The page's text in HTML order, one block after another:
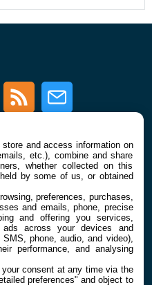
InstagramRSS Newsletter
PROPOS
La rédaction
store and access information on
etc.), combine and share
whether collected on this
by some of us, or obtained
preferences, purchases,
and emails, phone, precise
and offering you services,
across your devices and
phone, audio, and video),
performance, and analysing
consent at any time via the
preferences" and object to